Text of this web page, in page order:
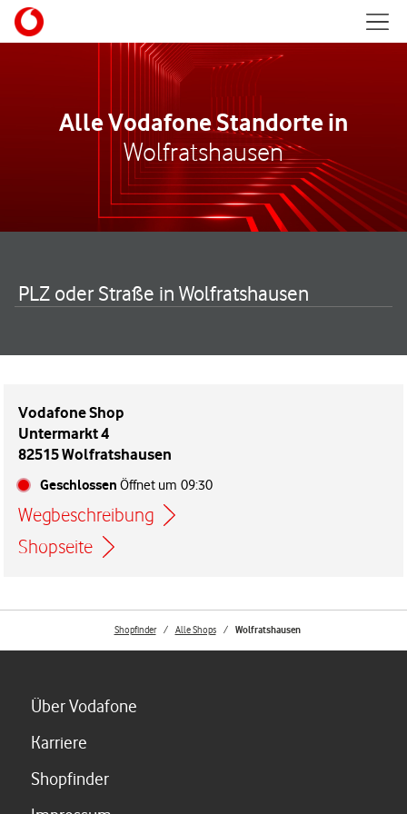
Skip to content
Alle Vodafone Standorte in
Wolfratshausen
PLZ oder Straße in Wolfratshausen
Vodafone Shop
Untermarkt 4
82515 Wolfratshausen
Geschlossen Öffnet um 09:30
Wegbeschreibung
Link öffnet in einem neuen Tab
Shopseite
Shopfinder Alle Shops Wolfratshausen
Über Vodafone
Karriere
ShopfinderLink öffnet in einem neuen Tab